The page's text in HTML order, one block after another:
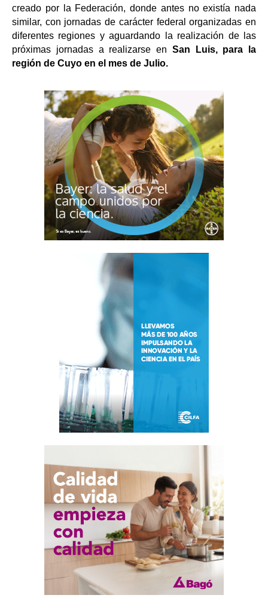
creado por la Federación, donde antes no existía nada
similar, con jornadas de carácter federal organizadas en
diferentes regiones y aguardando la realización de las
próximas jornadas a realizarse en San Luis, para la
región de Cuyo en el mes de Julio.